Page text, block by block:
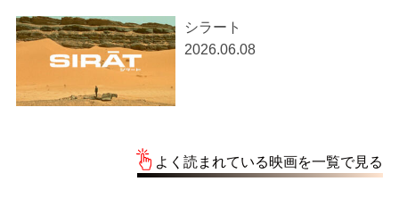
シラート
2026.06.08
よく読まれている映画を一覧で見る